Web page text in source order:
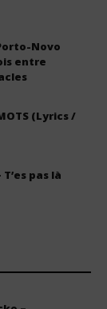
Novo
entre
(Lyrics /
pas là